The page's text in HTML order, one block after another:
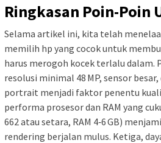
Ringkasan Poin-Poin
Selama artikel ini, kita telah
memilih hp yang cocok untuk
harus merogoh kocek terlalu dalam.
resolusi minimal 48 MP, sensor
portrait menjadi faktor penentu
performa prosesor dan RAM yang
662 atau setara, RAM 4‑6 GB)
rendering berjalan mulus. Ketiga,